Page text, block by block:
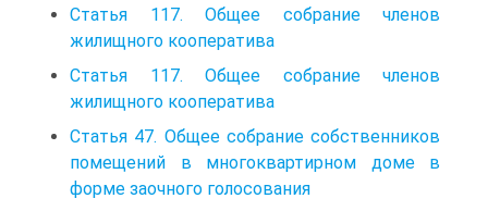
Статья 117. Общее собрание членов
жилищного кооператива
Статья 117. Общее собрание членов
жилищного кооператива
Статья 47. Общее собрание собственников
помещений в многоквартирном доме в
форме заочного голосования